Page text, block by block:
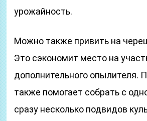
урожайность.
Можно также привить на
Это сэкономит место на
дополнительного опылителя.
также помогает собрать с
сразу несколько подвидов